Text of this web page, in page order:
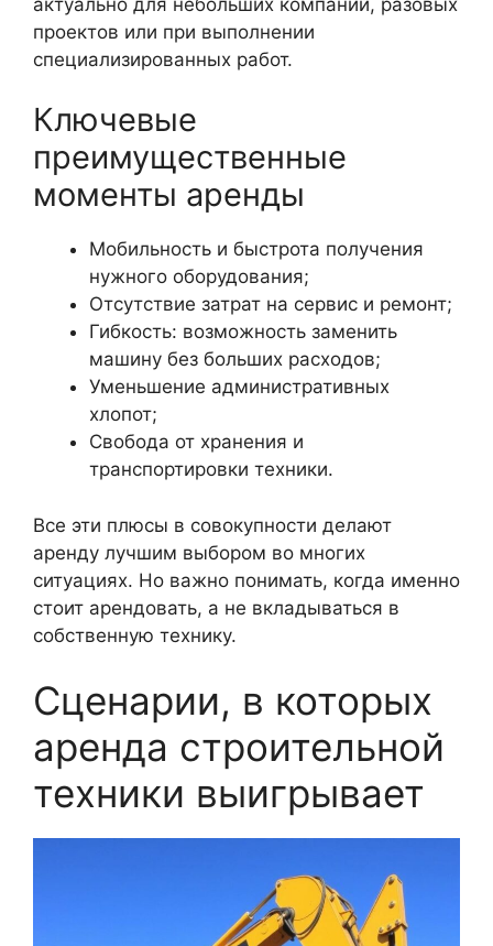
проектов или при выполнении
специализированных работ.
Ключевые
преимущественные
моменты аренды
Мобильность и быстрота получения
нужного оборудования;
Отсутствие затрат на сервис и ремонт;
Гибкость: возможность заменить
машину без больших расходов;
Уменьшение административных
хлопот;
Свобода от хранения и
транспортировки техники.
Все эти плюсы в совокупности делают
аренду лучшим выбором во многих
ситуациях. Но важно понимать, когда именно
стоит арендовать, а не вкладываться в
собственную технику.
Сценарии, в которых
аренда строительной
техники выигрывает